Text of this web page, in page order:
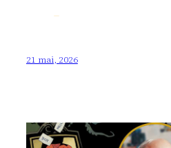
21 mai, 2026